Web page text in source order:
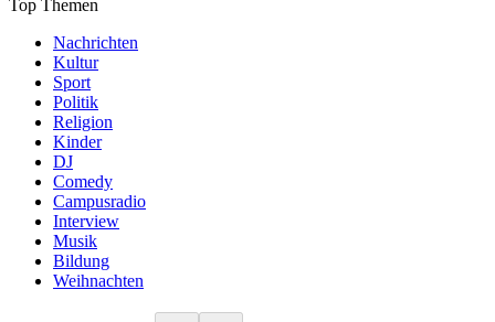
Top Themen
Nachrichten
Kultur
Sport
Politik
Religion
Kinder
DJ
Comedy
Campusradio
Interview
Musik
Bildung
Weihnachten